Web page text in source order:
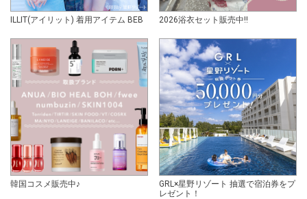
ILLIT(アイリット) 着用アイテム BEB 2026浴衣セット販売中!!
韓国コスメ販売中♪
GRL×星野リゾート 抽選で宿泊券をプ
レゼント！